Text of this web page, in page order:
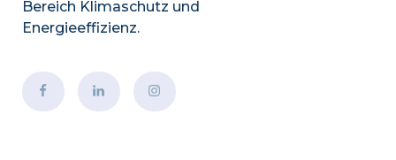
Bereich Klimaschutz und
Energieeffizienz.